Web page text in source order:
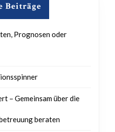
Beiträge
Prognosen oder
– Gemeinsam über die
beraten